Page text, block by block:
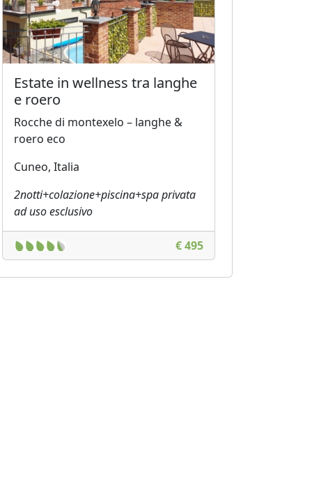
Estate in wellness tra langhe
e roero
Rocche di montexelo – langhe &
roero eco
Cuneo, Italia
2notti+colazione+piscina+spa privata
ad uso esclusivo
€ 495